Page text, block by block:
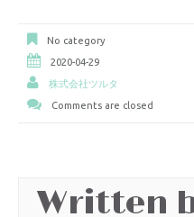
No category
2020-04-29
株式会社ツルタ
Comments are closed
Written